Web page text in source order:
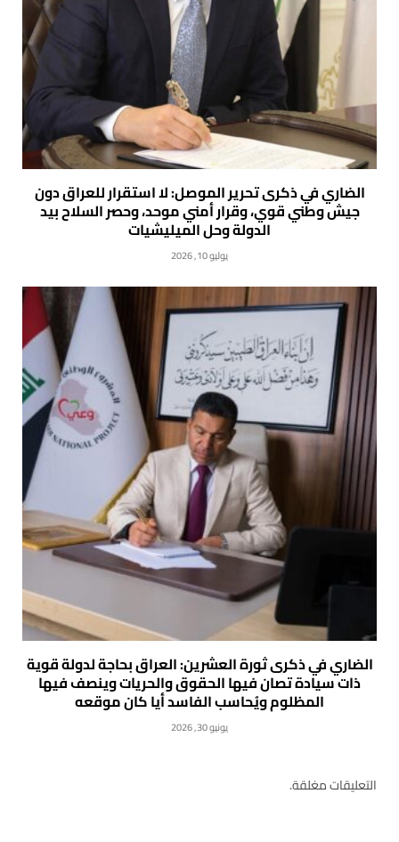
الضاري في ذكرى تحرير الموصل: لا استقرار للعراق دون
جيش وطني قوي، وقرار أمني موحد، وحصر السلاح بيد
الدولة وحل الميليشيات
يوليو 10, 2026
الضاري في ذكرى ثورة العشرين: العراق بحاجة لدولة قوية
ذات سيادة تصان فيها الحقوق والحريات وينصف فيها
المظلوم ويُحاسب الفاسد أيا كان موقعه
يونيو 30, 2026
التعليقات مغلقة.